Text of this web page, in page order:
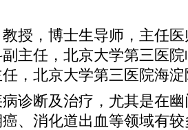
，博士生导师，主任医
主任，北京大学第三医
，北京大学第三医院海
断及治疗，尤其是在幽
、消化道出血等领域有